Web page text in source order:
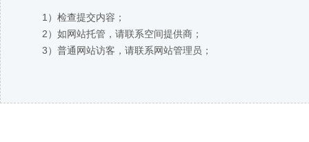
1）检查提交内容；
2）如网站托管，请联系空间提供商；
3）普通网站访客，请联系网站管理员；